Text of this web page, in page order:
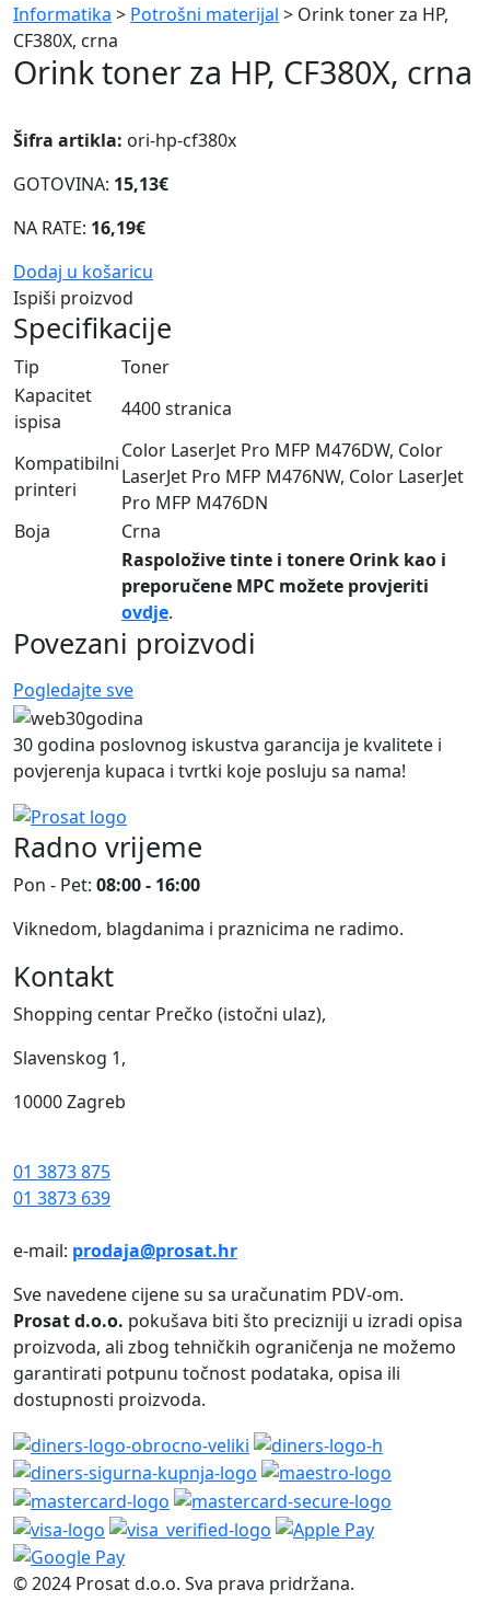
Informatika > Potrošni materijal > Orink toner za HP,
CF380X, crna
Orink toner za HP, CF380X, crna
Šifra artikla: ori-hp-cf380x
GOTOVINA: 15,13€
NA RATE: 16,19€
Dodaj u košaricu
Ispiši proizvod
Specifikacije
Tip
Toner
Kapacitet
ispisa
4400 stranica
Kompatibilni
printeri
Color LaserJet Pro MFP M476DW, Color
LaserJet Pro MFP M476NW, Color LaserJet
Pro MFP M476DN
Boja
Crna
Raspoložive tinte i tonere Orink kao i
preporučene MPC možete provjeriti
ovdje.
Povezani proizvodi
Pogledajte sve
30 godina poslovnog iskustva garancija je kvalitete i
povjerenja kupaca i tvrtki koje posluju sa nama!
Radno vrijeme
Pon - Pet: 08:00 - 16:00
Viknedom, blagdanima i praznicima ne radimo.
Kontakt
Shopping centar Prečko (istočni ulaz),
Slavenskog 1,
10000 Zagreb
01 3873 875
01 3873 639
e-mail: prodaja@prosat.hr
Sve navedene cijene su sa uračunatim PDV-om.
Prosat d.o.o. pokušava biti što precizniji u izradi opisa
proizvoda, ali zbog tehničkih ograničenja ne možemo
garantirati potpunu točnost podataka, opisa ili
dostupnosti proizvoda.
© 2024 Prosat d.o.o. Sva prava pridržana.